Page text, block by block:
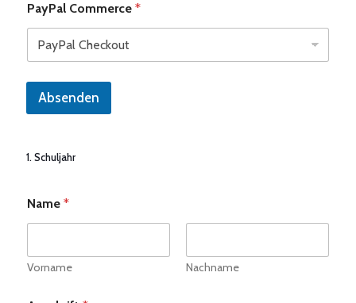
PayPal Commerce *
Absenden
1. Schuljahr
Name *
Vorname Nachname